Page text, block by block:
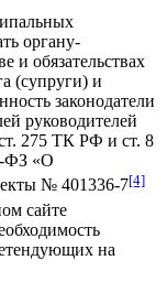
органу-
и обязательствах
(супруги) и
законодатели
руководителей
275 ТК РФ и ст. 8
ФЗ «О
№ 401336-7[4]
сайте
на